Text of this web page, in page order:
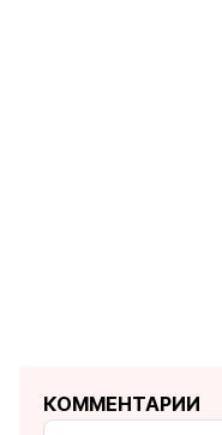
КОММЕНТАРИИ